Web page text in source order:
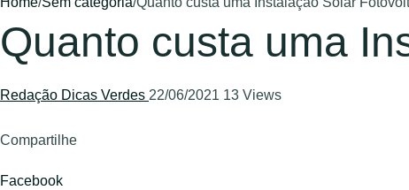
Quanto custa uma
Redação Dicas Verdes 22/06/2021 13 Views
Compartilhe
Facebook